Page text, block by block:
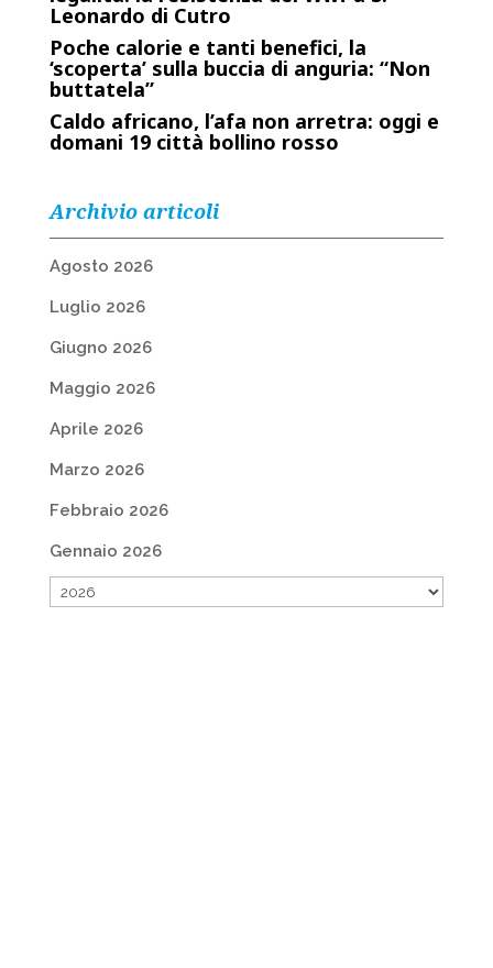
Leonardo di Cutro
Poche calorie e tanti benefici, la
‘scoperta’ sulla buccia di anguria: “Non
buttatela”
Caldo africano, l’afa non arretra: oggi e
domani 19 città bollino rosso
Archivio articoli
Agosto 2026
Luglio 2026
Giugno 2026
Maggio 2026
Aprile 2026
Marzo 2026
Febbraio 2026
Gennaio 2026